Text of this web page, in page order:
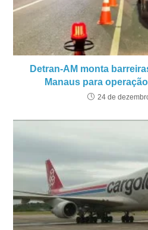
Detran-AM monta
Manaus para
24 de